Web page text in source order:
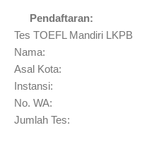
Pendaftaran:
Tes TOEFL Mandiri LKPB
Nama:
Asal Kota:
Instansi:
No. WA:
Jumlah Tes: